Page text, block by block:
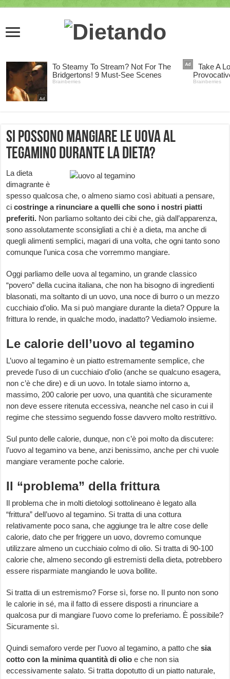
Si possono mangiare le uova al
tegamino durante la dieta?
La dieta
dimagrante è
spesso qualcosa che, o almeno siamo così abituati a pensare,
cicostringe a rinunciare a quelli che sono i nostri piatti
preferiti. Non parliamo soltanto dei cibi che, già dall’apparenza,
sono assolutamente sconsigliati a chi è a dieta, ma anche di
quegli alimenti semplici, magari di una volta, che ogni tanto sono
comunque l’unica cosa che vorremmo mangiare.
Oggi parliamo delle uova al tegamino, un grande classico
“povero” della cucina italiana, che non ha bisogno di ingredienti
blasonati, ma soltanto di un uovo, una noce di burro o un mezzo
cucchiaio d’olio. Ma si può mangiare durante la dieta? Oppure la
frittura lo rende, in qualche modo, inadatto? Vediamolo insieme.
Le calorie dell’uovo al tegamino
L’uovo al tegamino è un piatto estremamente semplice, che
prevede l’uso di un cucchiaio d’olio (anche se qualcuno esagera,
non c’è che dire) e di un uovo. In totale siamo intorno a,
massimo, 200 calorie per uovo, una quantità che sicuramente
non deve essere ritenuta eccessiva, neanche nel caso in cui il
regime che stessimo seguendo fosse davvero molto restrittivo.
Sul punto delle calorie, dunque, non c’è poi molto da discutere:
l’uovo al tegamino va bene, anzi benissimo, anche per chi vuole
mangiare veramente poche calorie.
Il “problema” della frittura
Il problema che in molti dietologi sottolineano è legato alla
“frittura” dell’uovo al tegamino. Si tratta di una cottura
relativamente poco sana, che aggiunge tra le altre cose delle
calorie, dato che per friggere un uovo, dovremo comunque
utilizzare almeno un cucchiaio colmo di olio. Si tratta di 90-100
calorie che, almeno secondo gli estremisti della dieta, potrebbero
essere risparmiate mangiando le uova bollite.
Si tratta di un estremismo? Forse sì, forse no. Il punto non sono
le calorie in sé, ma il fatto di essere disposti a rinunciare a
qualcosa pur di mangiare l’uovo come lo preferiamo. È possibile?
Sicuramente sì.
Quindi semaforo verde per l’uovo al tegamino, a patto chesia
cotto con la minima quantità di olioe che non sia
eccessivamente salato. Si tratta dopotutto di un piatto naturale,